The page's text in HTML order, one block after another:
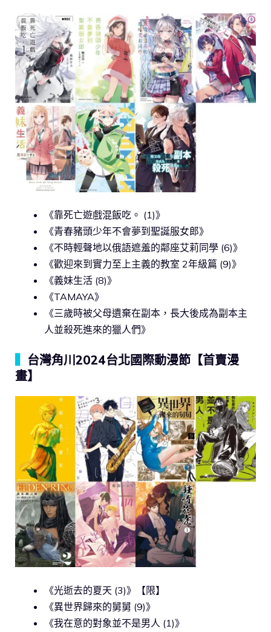
《靠死亡遊戲混飯吃。 (1)》
《青春豬頭少年不會夢到聖誕服女郎》
《不時輕聲地以俄語遮羞的鄰座艾莉同學 (6)》
《歡迎來到實力至上主義的教室 2年級篇 (9)》
《義妹生活 (8)》
《TAMAYA》
《三歲時被父母遺棄在副本，長大後成為副本主
人並殺死進來的獵人們》
台灣角川2024台北國際動漫節【首賣漫
畫】
《光逝去的夏天 (3)》【限】
《異世界歸來的舅舅 (9)》
《我在意的對象並不是男人 (1)》